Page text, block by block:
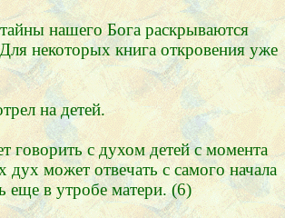
нашего Бога раскрываются
некоторых книга откровения уже
на детей.
говорить с духом детей с момента
дух может отвечать с самого начала
еще в утробе матери. (6)